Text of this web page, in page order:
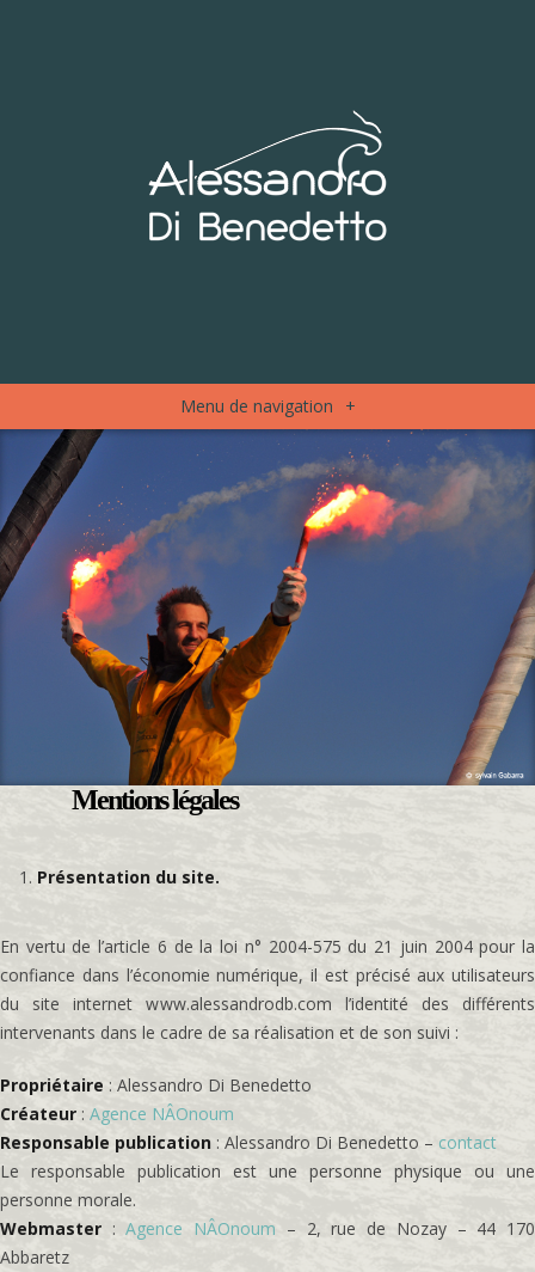
Menu de navigation +
Mentions légales
Présentation du site.
En vertu de l’article 6 de la loi n° 2004-575 du 21 juin 2004 pour la
confiance dans l’économie numérique, il est précisé aux utilisateurs
du site internet www.alessandrodb.com l’identité des différents
intervenants dans le cadre de sa réalisation et de son suivi :
Propriétaire : Alessandro Di Benedetto
Créateur : Agence NÂOnoum
Responsable publication : Alessandro Di Benedetto – contact
Le responsable publication est une personne physique ou une
personne morale.
Webmaster :Agence NÂOnoum – 2, rue de Nozay – 44 170
Abbaretz